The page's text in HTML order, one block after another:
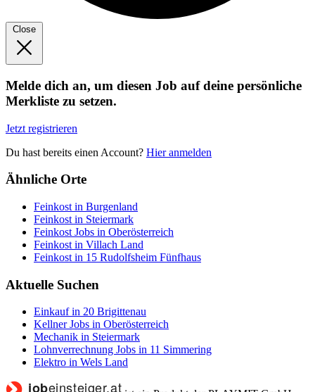
Close
Melde dich an, um diesen Job auf deine persönliche
Merkliste zu setzen.
Jetzt registrieren
Du hast bereits einen Account? Hier anmelden
Ähnliche Orte
Feinkost in Burgenland
Feinkost in Steiermark
Feinkost Jobs in Oberösterreich
Feinkost in Villach Land
Feinkost in 15 Rudolfsheim Fünfhaus
Aktuelle Suchen
Einkauf in 20 Brigittenau
Kellner Jobs in Oberösterreich
Mechanik in Steiermark
Lohnverrechnung Jobs in 11 Simmering
Elektro in Wels Land